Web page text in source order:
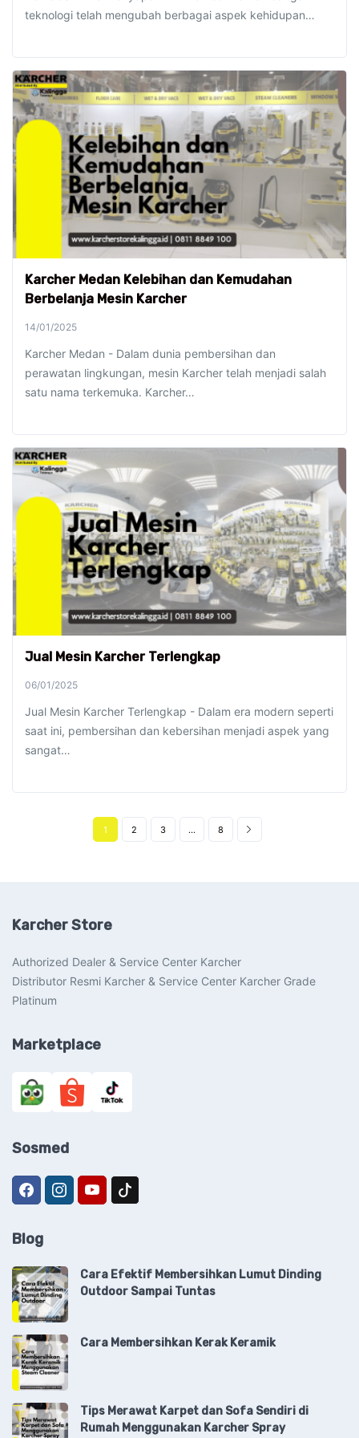
teknologi telah mengubah berbagai aspek kehidupan…
Karcher Medan Kelebihan dan Kemudahan
Berbelanja Mesin Karcher
14/01/2025
Karcher Medan - Dalam dunia pembersihan dan
perawatan lingkungan, mesin Karcher telah menjadi salah
satu nama terkemuka. Karcher…
Jual Mesin Karcher Terlengkap
06/01/2025
Jual Mesin Karcher Terlengkap - Dalam era modern seperti
saat ini, pembersihan dan kebersihan menjadi aspek yang
sangat…
1 2 3 … 8
Karcher Store
Authorized Dealer & Service Center Karcher
Distributor Resmi Karcher & Service Center Karcher Grade
Platinum
Marketplace
Sosmed
Blog
Cara Efektif Membersihkan Lumut Dinding
Outdoor Sampai Tuntas
Cara Membersihkan Kerak Keramik
Tips Merawat Karpet dan Sofa Sendiri di
Rumah Menggunakan Karcher Spray